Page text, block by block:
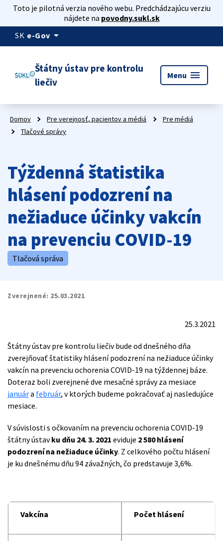
Toto je pilotná verzia nového webu. Predchádzajúcu verziu
nájdete na povodny.sukl.sk
SK e-Gov arrow_drop_down
Štátny ústav pre kontrolu
liečiv
Menu menu
Domov Pre verejnosť, pacientov a médiá
Pre médiá
Tlačové správy
Týždenná štatistika
hlásení podozrení na
nežiaduce účinky vakcín
na prevenciu COVID-19
Tlačová správa
Zverejnené: 25.03.2021
25.3.2021
Štátny ústav pre kontrolu liečiv bude od dnešného dňa
zverejňovať štatistiky hlásení podozrení na nežiaduce účinky
vakcín na prevenciu ochorenia COVID-19 na týždennej báze.
Doteraz boli zverejnené dve mesačné správy za mesiace
januára február, v ktorých budeme pokračovať aj nasledujúce
mesiace.
V súvislosti s očkovaním na prevenciu ochorenia COVID-19
štátny ústavku dňu 24. 3. 2021 eviduje 2 580 hlásení
podozrení na nežiaduce účinky. Z celkového počtu hlásení
je ku dnešnému dňu 94 závažných, čo predstavuje 3,6%.
Vakcína Počet hlásení